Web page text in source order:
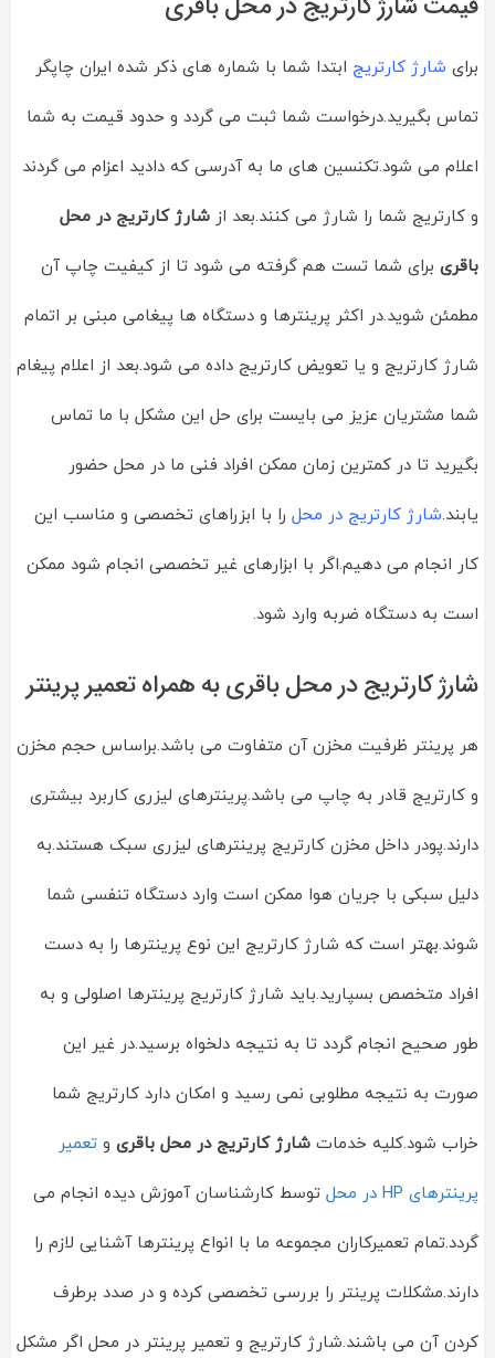
برای شارژ کارتریج ابتدا شما با شماره های ذکر شده ایران چاپگر
تماس بگیرید.درخواست شما ثبت می گردد و حدود قیمت به شما
اعلام می شود.تکنسین های ما به آدرسی که دادید اعزام می گردند
و کارتریج شما را شارژ می کنند.بعد از شارژ کارتریج در محل
باقری برای شما تست هم گرفته می شود تا از کیفیت چاپ آن
مطمئن شوید.در اکثر پرینترها و دستگاه ها پیغامی مبنی بر اتمام
شارژ کارتریج و یا تعویض کارتریج داده می شود.بعد از اعلام پیغام
شما مشتریان عزیز می بایست برای حل این مشکل با ما تماس
بگیرید تا در کمترین زمان ممکن افراد فنی ما در محل حضور
یابند.شارژ کارتریج در محل را با ابزراهای تخصصی و مناسب این
کار انجام می دهیم.اگر با ابزارهای غیر تخصصی انجام شود ممکن
است به دستگاه ضربه وارد شود.
شارژ کارتریج در محل باقری به همراه تعمیر پرینتر
هر پرینتر ظرفیت مخزن آن متفاوت می باشد.براساس حجم مخزن
و کارتریج قادر به چاپ می باشد.پرینترهای لیزری کاربرد بیشتری
دارند.پودر داخل مخزن کارتریج پرینترهای لیزری سبک هستند.به
دلیل سبکی با جریان هوا ممکن است وارد دستگاه تنفسی شما
شوند.بهتر است که شارژ کارتریج این نوع پرینترها را به دست
افراد متخصص بسپارید.باید شارژ کارتریج پرینترها اصلولی و به
طور صحیح انجام گردد تا به نتیجه دلخواه برسید.در غیر این
صورت به نتیجه مطلوبی نمی رسید و امکان دارد کارتریج شما
خراب شود.کلیه خدمات شارژ کارتریج در محل باقری و تعمیر
پرینترهای HP در محل توسط کارشناسان آموزش دیده انجام می
گردد.تمام تعمیرکاران مجموعه ما با انواع پرینترها آشنایی لازم را
دارند.مشکلات پرینتر را بررسی تخصصی کرده و در صدد برطرف
کردن آن می باشند.شارژ کارتریج و تعمیر پرینتر در محل اگر مشکل